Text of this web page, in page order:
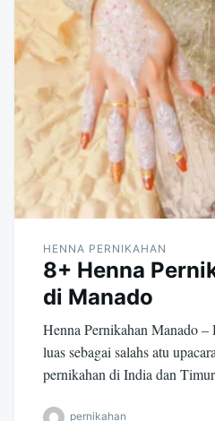
HENNA PERNIKAHAN
8+ Henna
di Manado
Henna Pernikahan Manado
luas sebagai salahs atu
pernikahan di India dan
pernikahan